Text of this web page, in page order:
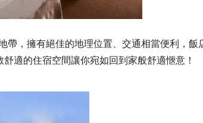
帶，擁有絕佳的地理位置、交通相當便利，飯
適的住宿空間讓你宛如回到家般舒適愜意！